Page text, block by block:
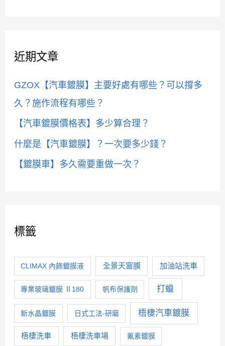
字
近期文章
GZOX【汽車鍍膜】主要好處有哪些？可以撐多
久？施作流程有哪些？
【汽車鍍膜價格表】多少算合理？
什麼是【汽車鍍膜】？一次要多少錢？
【鍍膜車】多久需要重做一次？
標籤
CLIMAX 內飾鍍膜液 全景天窗膜 加油站洗車
專業玻璃鍍膜 Ⅱ180 帆布保護劑 打蠟
新水晶鍍膜 日式工法-研磨 梧棲汽車鍍膜
梧棲洗車 梧棲洗車場 氟素鍍膜